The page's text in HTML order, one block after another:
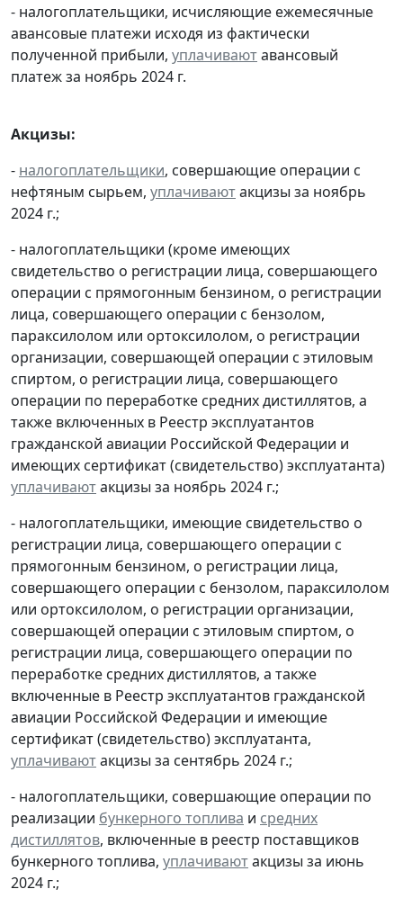
- налогоплательщики, исчисляющие ежемесячные
авансовые платежи исходя из фактически
полученной прибыли, уплачиваютавансовый
платеж за ноябрь 2024 г.
Акцизы:
- налогоплательщики, совершающие операции с
нефтяным сырьем, уплачиваютакцизы за ноябрь
2024 г.;
- налогоплательщики (кроме имеющих
свидетельство о регистрации лица, совершающего
операции с прямогонным бензином, о регистрации
лица, совершающего операции с бензолом,
параксилолом или ортоксилолом, о регистрации
организации, совершающей операции с этиловым
спиртом, о регистрации лица, совершающего
операции по переработке средних дистиллятов, а
также включенных в Реестр эксплуатантов
гражданской авиации Российской Федерации и
имеющих сертификат (свидетельство) эксплуатанта)
уплачиваютакцизы за ноябрь 2024 г.;
- налогоплательщики, имеющие свидетельство о
регистрации лица, совершающего операции с
прямогонным бензином, о регистрации лица,
совершающего операции с бензолом, параксилолом
или ортоксилолом, о регистрации организации,
совершающей операции с этиловым спиртом, о
регистрации лица, совершающего операции по
переработке средних дистиллятов, а также
включенные в Реестр эксплуатантов гражданской
авиации Российской Федерации и имеющие
сертификат (свидетельство) эксплуатанта,
уплачиваютакцизы за сентябрь 2024 г.;
- налогоплательщики, совершающие операции по
реализации бункерного топлива и средних
дистиллятов, включенные в реестр поставщиков
бункерного топлива, уплачиваютакцизы за июнь
2024 г.;